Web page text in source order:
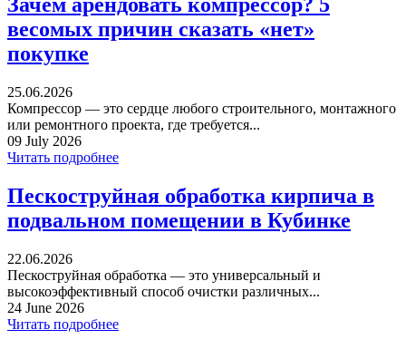
весомых причин сказать «нет»
покупке
25.06.2026
Компрессор — это сердце любого строительного, монтажного
или ремонтного проекта, где требуется...
09 July 2026
Читать подробнее
Пескоструйная обработка кирпича в
подвальном помещении в Кубинке
22.06.2026
Пескоструйная обработка — это универсальный и
высокоэффективный способ очистки различных...
24 June 2026
Читать подробнее